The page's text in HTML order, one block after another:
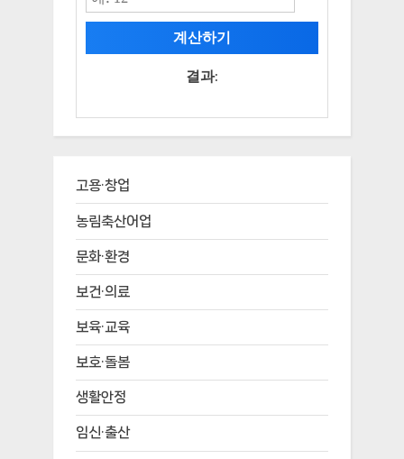
계산하기
결과:
고용·창업
농림축산어업
문화·환경
보건·의료
보육·교육
보호·돌봄
생활안정
임신·출산